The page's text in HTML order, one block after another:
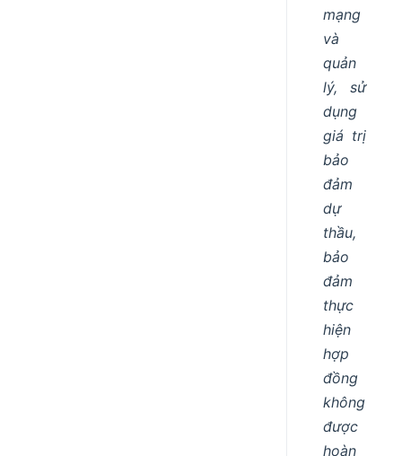
mạng
và
quản
lý, sử
dụng
giá trị
bảo
đảm
dự
thầu,
bảo
đảm
thực
hiện
hợp
đồng
không
được
hoàn